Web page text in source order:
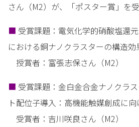
さん（M2）が、「ポスター賞」を
■ 受賞課題：電気化学的硝酸塩還
における銅ナノクラスターの構造効
授賞者：富張志保さん（M2）
■ 受賞課題：金白金合金ナノクラ
ト配位子導入：高機能触媒創成に
受賞者：吉川咲良さん（M2）